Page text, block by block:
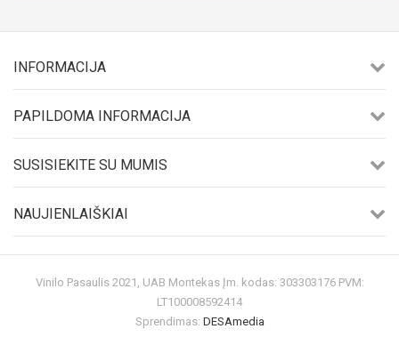
INFORMACIJA
PAPILDOMA INFORMACIJA
SUSISIEKITE SU MUMIS
NAUJIENLAIŠKIAI
Vinilo Pasaulis 2021, UAB Montekas Įm. kodas: 303303176 PVM:
LT100008592414
Sprendimas: DESAmedia